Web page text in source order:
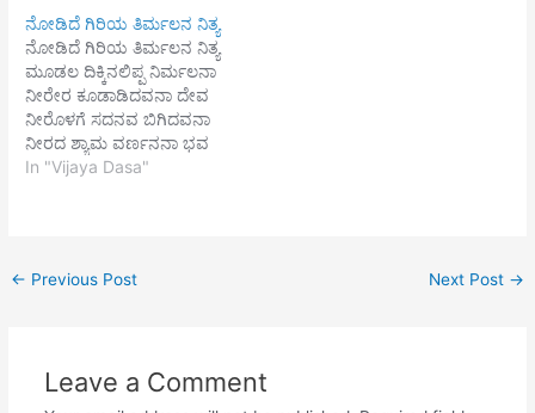
ಸಮಸ್ತರ ಗುರುವಾದ ಭಾರತಿ
ಈಶನ ಪಾದಕ್ಕೆ ಎರಗಿದೆ ಕ್ಲೇಶನ
ಕಳೆದು ಎದುರಾಗಿ ಪೊಳೆವ ಶ್ರೀಶನ
ಮಹದ್ವಾರ ನೋಡಿದೆ ||2||
ಬಲವಾಗಿ ಬಂದು ಸ್ವಾಮಿ ಪುಷ್ಕರಣಿ
ಒಳಗೆ ವರಹನ ನೋಡಿದೆ ಜಲದಲಿ
ಮಿಂದು ವೇಗದಲಿ ತಿರುವೆಂ ಗಳ
ನೋಡಿದೆ ಗಿರಿಯ ತಿರ್ಮಲನ ನಿತ್ಯ
ನೋಡಿದೆ ಗಿರಿಯ ತಿರ್ಮಲನ ನಿತ್ಯ
ಮೂಡಲ ದಿಕ್ಕಿನಲಿಪ್ಪ ನಿರ್ಮಲನಾ
ನೀರೇರ ಕೂಡಾಡಿದವನಾ ದೇವ
ನೀರೊಳಗೆ ಸದನವ ಬಿಗಿದವನಾ
ನೀರದ ಶ್ಯಾಮ ವರ್ಣನನಾ ಭವ
ನೀರಜ ಭವವಂದ್ಯಾ
ನೀರುಪತಿಯ ಭಂಗವ
ನೀರೊಳಗಾಡುವ ನಿಜನಾ ಓರ್ವ
ನೀರೇಳ ನಾರಿಯ…
In "Vijaya Dasa"
← Previous Post Next Post →
Leave a Comment